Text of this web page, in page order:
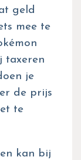
geld
mee te
taxeren
je
de prijs
te
kan bij